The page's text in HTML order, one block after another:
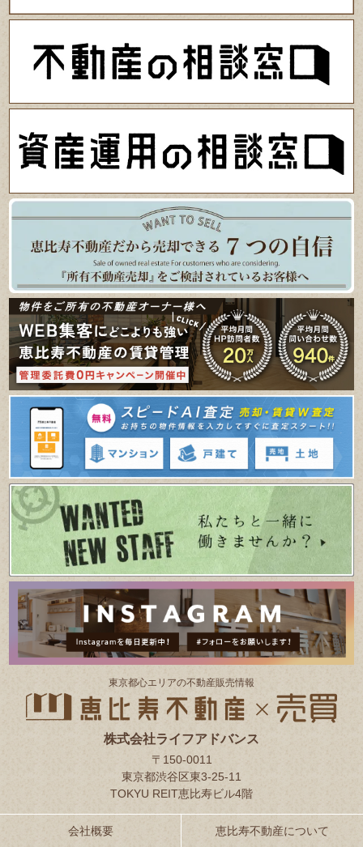
東京都⼼エリアの不動産販売情報
株式会社ライフアドバンス
〒150-0011
東京都渋谷区東3-25-11
TOKYU REIT恵比寿ビル4階
会社概要 恵比寿不動産について